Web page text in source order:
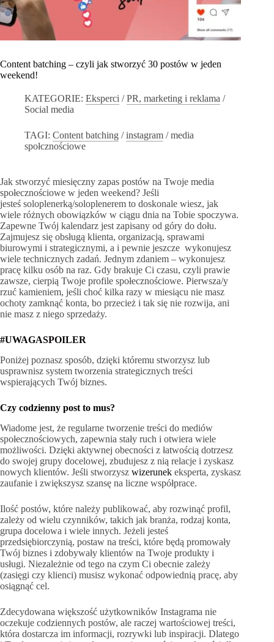
Content batching – czyli jak stworzyć 30 postów w jeden
weekend!
KATEGORIE: Eksperci /PR, marketing i reklama /
Social media
TAGI: Content batching /instagram /media
społcznościowe
Jak stworzyć miesięczny zapas postów na Twoje media
społecznościowe w jeden weekend? Jeśli
jesteś soloplenerką/soloplenerem to doskonale wiesz, jak
wiele różnych obowiązków w ciągu dnia na Tobie spoczywa.
Zapewne Twój kalendarz jest zapisany od góry do dołu.
Zajmujesz się obsługą klienta, organizacją, sprawami
biurowymi i strategicznymi, a i pewnie jeszcze wykonujesz
wiele technicznych zadań. Jednym zdaniem – wykonujesz
pracę kilku osób na raz. Gdy brakuje Ci czasu, czyli prawie
zawsze, cierpią Twoje profile społecznościowe. Pierwsza/y
rzuć kamieniem, jeśli choć kilka razy w miesiącu nie masz
ochoty zamknąć konta, bo przecież i tak się nie rozwija, ani
nie masz z niego sprzedaży.
#UWAGASPOILER
Poniżej poznasz sposób, dzięki któremu stworzysz lub
usprawnisz system tworzenia strategicznych treści
wspierających Twój biznes.
Czy codzienny post to mus?
Wiadome jest, że regularne tworzenie treści do mediów
społecznościowych, zapewnia stały ruch i otwiera wiele
możliwości. Dzięki aktywnej obecności z łatwością dotrzesz
do swojej grupy docelowej, zbudujesz z nią relacje i zyskasz
nowych klientów. Jeśli stworzysz wizerunek eksperta, zyskasz
zaufanie i zwiększysz szansę na liczne współprace.
Ilość postów, które należy publikować, aby rozwinąć profil,
zależy od wielu czynników, takich jak branża, rodzaj konta,
grupa docelowa i wiele innych. Jeżeli jesteś
przedsiębiorczynią, postaw na treści, które będą promowały
Twój biznes i zdobywały klientów na Twoje produkty i
usługi. Niezależnie od tego na czym Ci obecnie zależy
(zasięgi czy klienci) musisz wykonać odpowiednią pracę, aby
osiągnąć cel.
Zdecydowana większość użytkowników Instagrama nie
oczekuje codziennych postów, ale raczej wartościowej treści,
która dostarcza im informacji, rozrywki lub inspiracji. Dlatego